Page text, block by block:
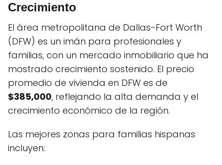
Crecimiento
El área metropolitana de Dallas-Fort Worth
(DFW) es un imán para profesionales y
familias, con un mercado inmobiliario que ha
mostrado crecimiento sostenido. El precio
promedio de vivienda en DFW es de
$385,000, reflejando la alta demanda y el
crecimiento económico de la región.
Las mejores zonas para familias hispanas
incluyen: